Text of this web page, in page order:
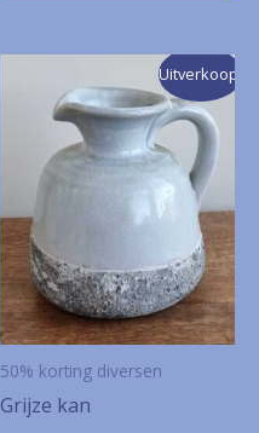
Uitverkoop!
50% korting diversen
Grijze kan